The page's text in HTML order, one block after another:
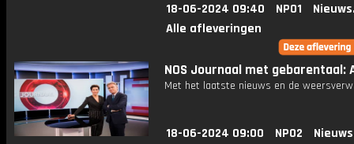
18-06-2024 09:40 NPO1
Alle afleveringen
NOS Journaal met gebarentaal:
Met het laatste nieuws en de
18-06-2024 09:00 NPO2